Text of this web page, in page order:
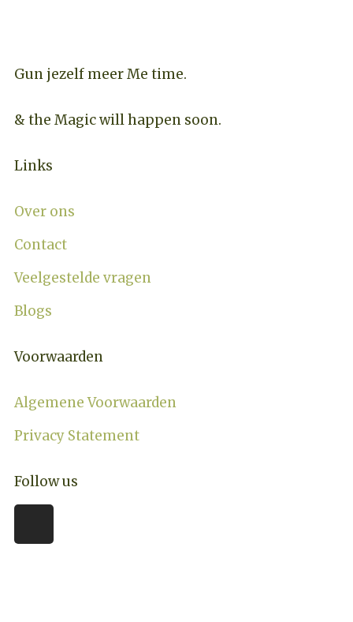
Gun jezelf meer Me time.​
& the Magic will happen soon.
Links
Over ons
Contact
Veelgestelde vragen
Blogs
Voorwaarden
Algemene Voorwaarden
Privacy Statement
Follow us